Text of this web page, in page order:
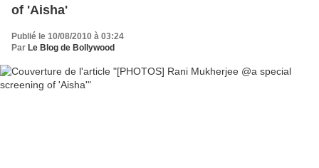
of 'Aisha'
Publié le 10/08/2010 à 03:24
Par Le Blog de Bollywood